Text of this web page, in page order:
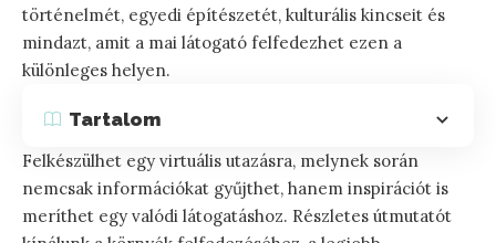
történelmét, egyedi építészetét, kulturális kincseit és
mindazt, amit a mai látogató felfedezhet ezen a
különleges helyen.
Tartalom
Felkészülhet egy virtuális utazásra, melynek során
nemcsak információkat gyűjthet, hanem inspirációt is
meríthet egy valódi látogatáshoz. Részletes útmutatót